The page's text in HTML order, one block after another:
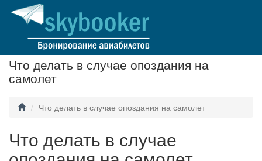
Что делать в случае опоздания на
самолет
Что делать в случае опоздания на самолет
Что делать в случае